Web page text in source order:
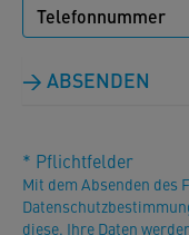
ABSENDEN
* Pflichtfelder
Mit dem Absenden des
diese. Ihre Daten